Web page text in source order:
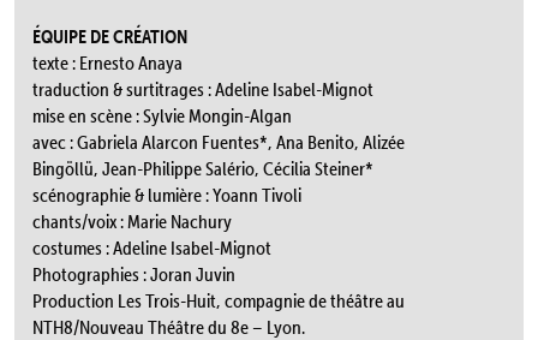
ÉQUIPE DE CRÉATION
texte : Ernesto Anaya
traduction & surtitrages : Adeline Isabel-Mignot
mise en scène : Sylvie Mongin-Algan
avec : Gabriela Alarcon Fuentes*, Ana Benito, Alizée
Bingöllü, Jean-Philippe Salério, Cécilia Steiner*
scénographie & lumière : Yoann Tivoli
chants/voix : Marie Nachury
costumes : Adeline Isabel-Mignot
Photographies : Joran Juvin
Production Les Trois-Huit, compagnie de théâtre au
NTH8/Nouveau Théâtre du 8e – Lyon.